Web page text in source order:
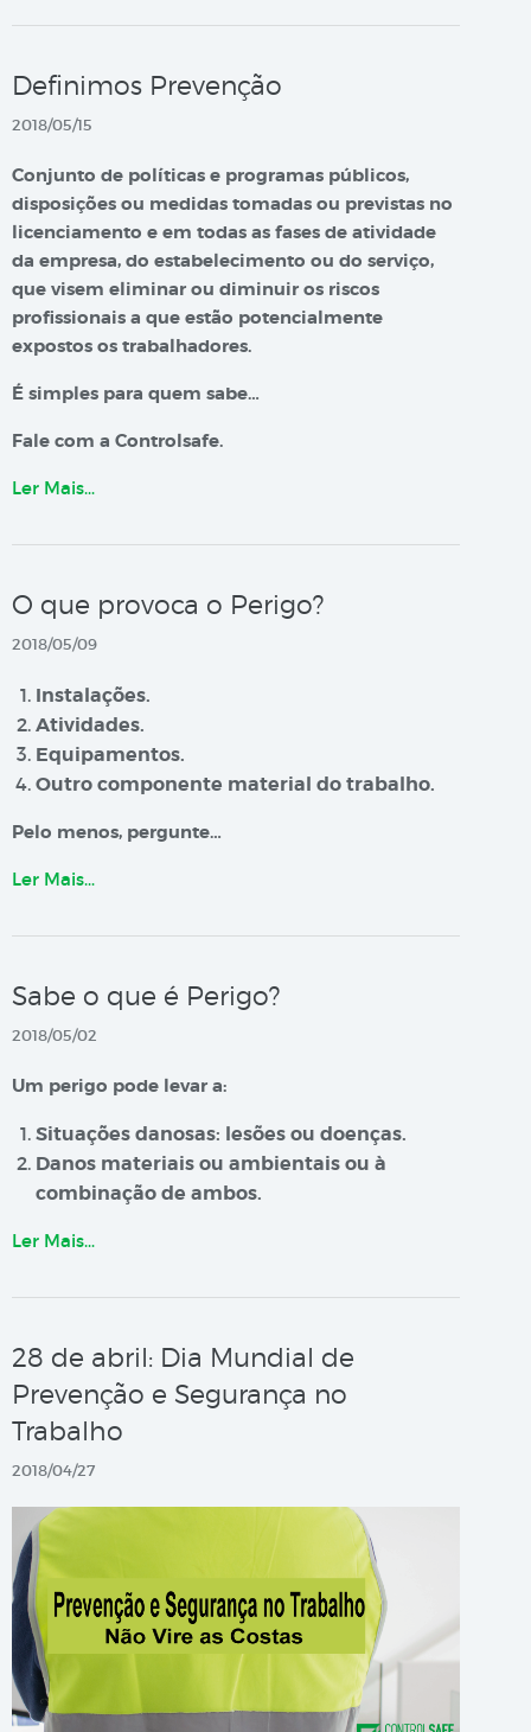
Definimos Prevenção
2018/05/15
Conjunto de políticas e programas públicos,
disposições ou medidas tomadas ou previstas no
licenciamento e em todas as fases de atividade
da empresa, do estabelecimento ou do serviço,
que visem eliminar ou diminuir os riscos
profissionais a que estão potencialmente
expostos os trabalhadores.
É simples para quem sabe…
Fale com a Controlsafe.
Ler Mais…
O que provoca o Perigo?
2018/05/09
Instalações.
Atividades.
Equipamentos.
Outro componente material do trabalho.
Pelo menos, pergunte…
Ler Mais…
Sabe o que é Perigo?
2018/05/02
Um perigo pode levar a:
Situações danosas: lesões ou doenças.
Danos materiais ou ambientais ou à
combinação de ambos.
Ler Mais…
28 de abril: Dia Mundial de
Prevenção e Segurança no
Trabalho
2018/04/27